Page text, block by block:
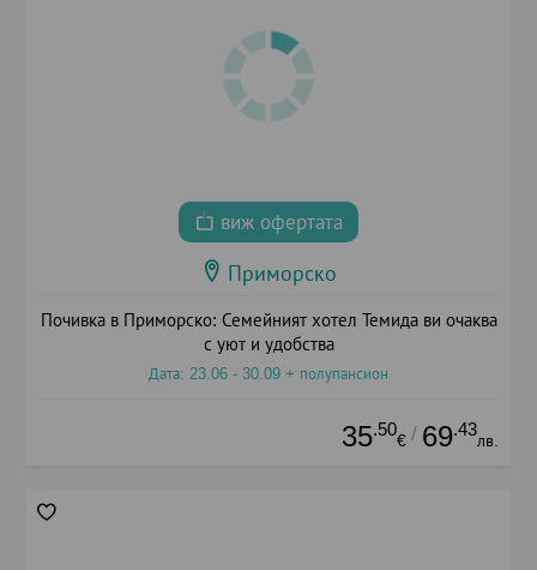
виж офертата
Приморско
Почивка в Приморско: Семейният хотел Темида ви очаква
с уют и удобства
Дата: 23.06 - 30.09 + полупансион
35.50
€ / 69.43
лв.